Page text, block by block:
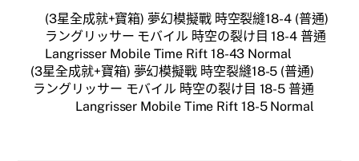
(3星全成就+寶箱) 夢幻模擬戰 時空裂縫18-4 (普通)
ラングリッサー モバイル 時空の裂け目 18-4 普通
Langrisser Mobile Time Rift 18-43 Normal
(3星全成就+寶箱) 夢幻模擬戰 時空裂縫18-5 (普通)
ラングリッサー モバイル 時空の裂け目 18-5 普通
Langrisser Mobile Time Rift 18-5 Normal